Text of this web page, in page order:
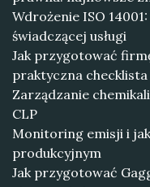
Wdrożenie ISO
świadczącej usługi
Jak przygotować
praktyczna
Zarządzanie
CLP
Monitoring emisji i
produkcyjnym
Jak przygotować